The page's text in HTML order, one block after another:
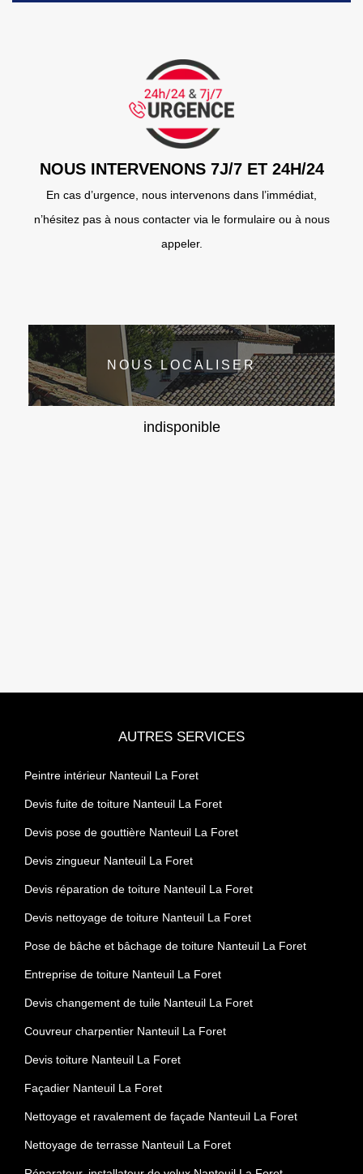
NOUS INTERVENONS 7J/7 ET 24H/24
En cas d’urgence, nous intervenons dans l’immédiat,
n’hésitez pas à nous contacter via le formulaire ou à nous
appeler.
NOUS LOCALISER
indisponible
AUTRES SERVICES
Peintre intérieur Nanteuil La Foret
Devis fuite de toiture Nanteuil La Foret
Devis pose de gouttière Nanteuil La Foret
Devis zingueur Nanteuil La Foret
Devis réparation de toiture Nanteuil La Foret
Devis nettoyage de toiture Nanteuil La Foret
Pose de bâche et bâchage de toiture Nanteuil La Foret
Entreprise de toiture Nanteuil La Foret
Devis changement de tuile Nanteuil La Foret
Couvreur charpentier Nanteuil La Foret
Devis toiture Nanteuil La Foret
Façadier Nanteuil La Foret
Nettoyage et ravalement de façade Nanteuil La Foret
Nettoyage de terrasse Nanteuil La Foret